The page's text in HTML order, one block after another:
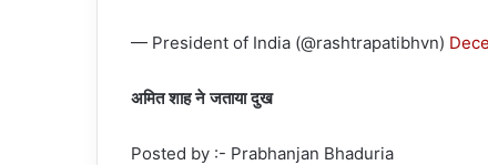
— President of India (@rashtrapatibhvn)
अमित शाह ने जताया दुख
Posted by :- Prabhanjan Bhaduria